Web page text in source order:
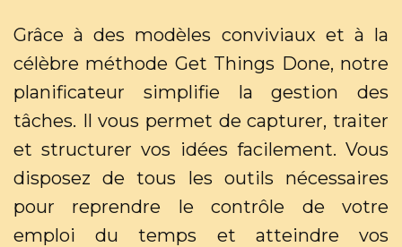
Grâce à des modèles conviviaux et à la
célèbre méthode Get Things Done, notre
planificateur simplifie la gestion des
tâches. Il vous permet de capturer, traiter
et structurer vos idées facilement. Vous
disposez de tous les outils nécessaires
pour reprendre le contrôle de votre
emploi du temps et atteindre vos